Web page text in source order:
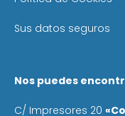
Sus datos seguros
Nos puedes
C/ Impresores 20